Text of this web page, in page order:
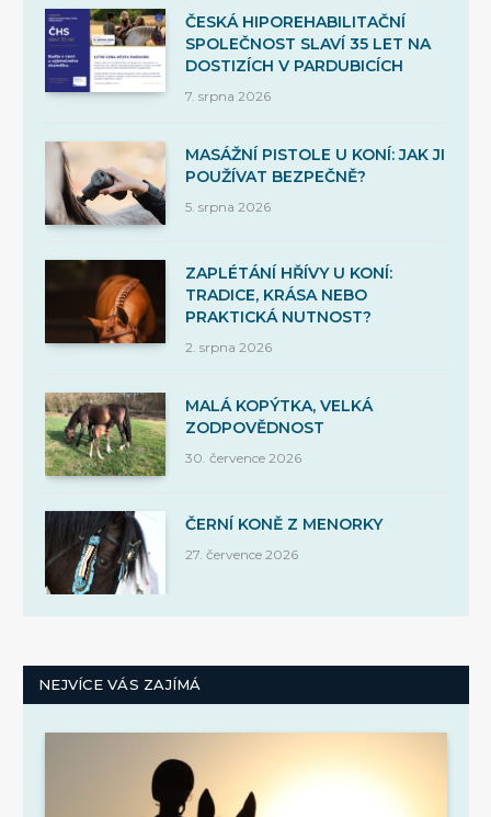
ČESKÁ HIPOREHABILITAČNÍ
SPOLEČNOST SLAVÍ 35 LET NA
DOSTIZÍCH V PARDUBICÍCH
7. srpna 2026
MASÁŽNÍ PISTOLE U KONÍ: JAK JI
POUŽÍVAT BEZPEČNĚ?
5. srpna 2026
ZAPLÉTÁNÍ HŘÍVY U KONÍ:
TRADICE, KRÁSA NEBO
PRAKTICKÁ NUTNOST?
2. srpna 2026
MALÁ KOPÝTKA, VELKÁ
ZODPOVĚDNOST
30. července 2026
ČERNÍ KONĚ Z MENORKY
27. července 2026
NEJVÍCE VÁS ZAJÍMÁ